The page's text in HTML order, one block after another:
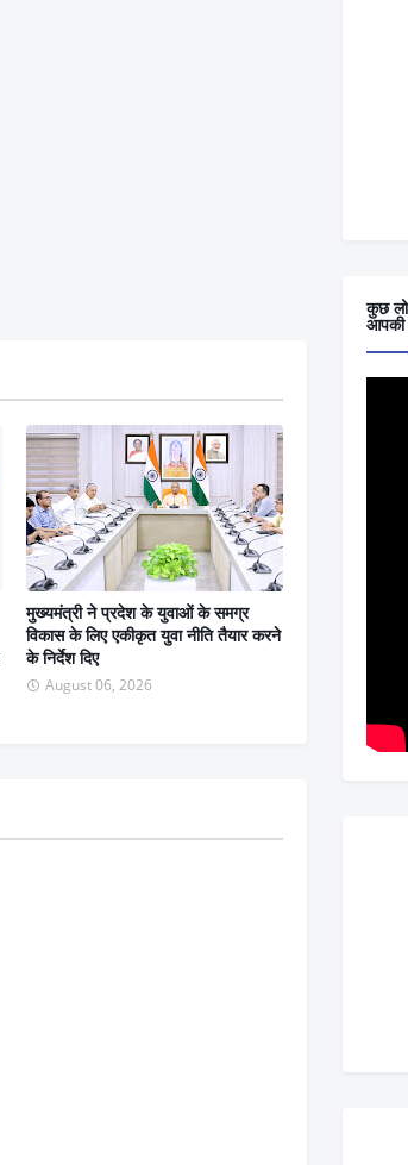
मुख्यमंत्री ने प्रदेश के युवाओं के समग्र
विकास के लिए एकीकृत युवा नीति तैयार करने
के निर्देश दिए
August 06, 2026
कुछ
आपकी